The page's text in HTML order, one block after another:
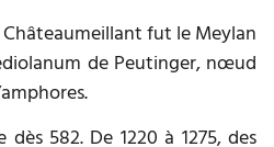
Châteaumeillant fut le Meylan
de Peutinger, nœud
582. De 1220 à 1275, des